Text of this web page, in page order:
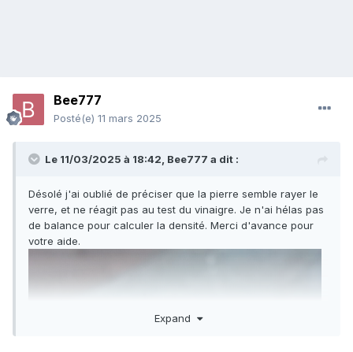
Bee777
Posté(e) 11 mars 2025
Le 11/03/2025 à 18:42, Bee777 a dit :
Désolé j'ai oublié de préciser que la pierre semble rayer le
verre, et ne réagit pas au test du vinaigre. Je n'ai hélas pas
de balance pour calculer la densité. Merci d'avance pour
votre aide.
Expand